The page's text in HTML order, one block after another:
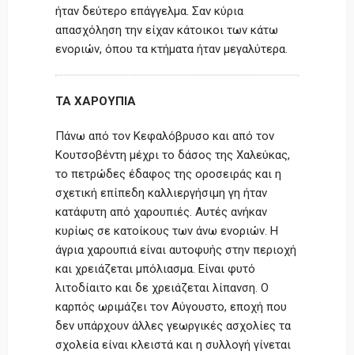
ήταν δεύτερο επάγγελμα. Σαν κύρια
απασχόληση την είχαν κάτοικοι των κάτω
ενοριών, όπου τα κτήματα ήταν μεγαλύτερα.
ΤΑ ΧΑΡΟΥΠΙΑ
Πάνω από τον Κεφαλόβρυσο και από τον
Κουτσοβέντη μέχρι το δάσος της Χαλεύκας,
το πετρώδες έδαφος της οροσειράς και η
σχετική επίπεδη καλλιεργήσιμη γη ήταν
κατάφυτη από χαρουπιές. Αυτές ανήκαν
κυρίως σε κατοίκους των άνω ενοριών. Η
άγρια χαρουπιά είναι αυτοφυής στην περιοχή
και χρειάζεται μπόλιασμα. Είναι φυτό
λιτοδίαιτο και δε χρειάζεται λίπανση. Ο
καρπός ωριμάζει τον Αύγουστο, εποχή που
δεν υπάρχουν άλλες γεωργικές ασχολίες τα
σχολεία είναι κλειστά και η συλλογή γίνεται